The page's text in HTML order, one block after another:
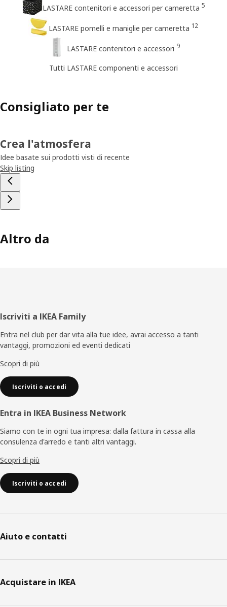
LASTARE contenitori e accessori per cameretta 5
LASTARE pomelli e maniglie per cameretta 12
LASTARE contenitori e accessori 9
Tutti LASTARE componenti e accessori
Consigliato per te
Crea l'atmosfera
Idee basate sui prodotti visti di recente
Skip listing
Altro da
Piè
di
pagina
Iscriviti a IKEA Family
Entra nel club per dar vita alla tue idee, avrai accesso a tanti
vantaggi, promozioni ed eventi dedicati
Scopri di più
Iscriviti o accedi
Entra in IKEA Business Network
Siamo con te in ogni tua impresa: dalla fattura in cassa alla
consulenza d'arredo e tanti altri vantaggi.
Scopri di più
Iscriviti o accedi
Aiuto e contatti
Acquistare in IKEA